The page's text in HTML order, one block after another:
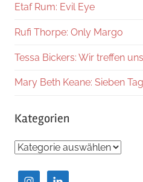
Etaf Rum: Evil Eye
Rufi Thorpe: Only Margo
Tessa Bickers: Wir treffen
Mary Beth Keane: Sieben
Kategorien
Kategorien